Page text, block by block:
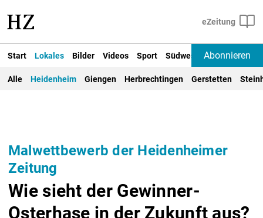
Start Lokales Bilder Videos Sport Südwest Deutschland
Abonnieren
Alle Heidenheim Giengen Herbrechtingen Gerstetten
Malwettbewerb der Heidenheimer
Zeitung
Wie sieht der Gewinner-
Osterhase in der Zukunft aus?